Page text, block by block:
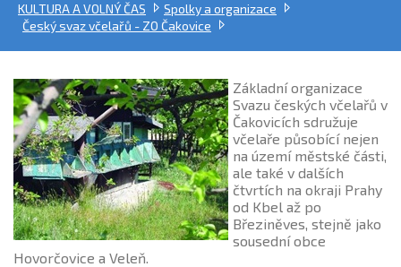
KULTURA A VOLNÝ ČAS
Spolky a organizace
Český svaz včelařů - ZO Čakovice
Základní organizace
Svazu českých včelařů v
Čakovicích sdružuje
včelaře působící nejen
na území městské části,
ale také v dalších
čtvrtích na okraji Prahy
od Kbel až po
Březiněves, stejně jako
sousední obce
Hovorčovice a Veleň.